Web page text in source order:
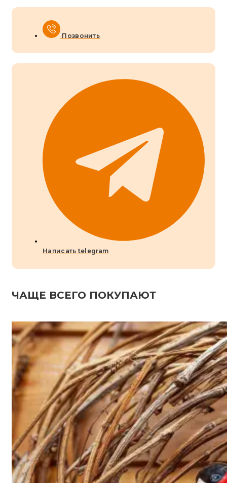
Позвонить
Написать telegram
ЧАЩЕ ВСЕГО ПОКУПАЮТ